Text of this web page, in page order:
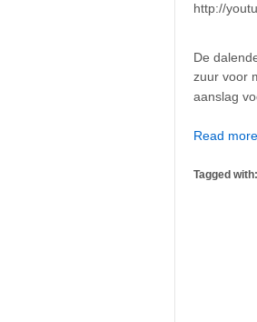
http://
De
zuur voor
aanslag
Read
Tagged with: